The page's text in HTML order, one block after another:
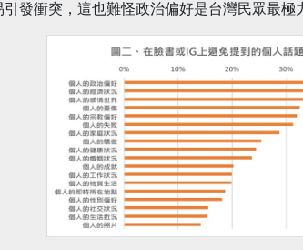
發衝突，這也難怪政治偏好是台灣民眾最極